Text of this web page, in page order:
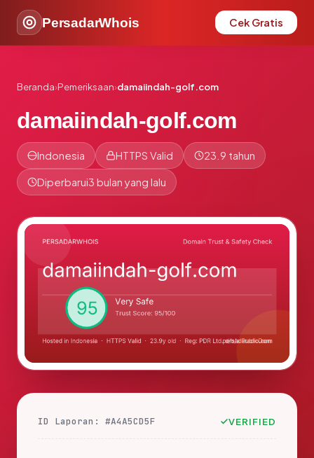
PersadarWhois Cek Gratis
Beranda›Pemeriksaan›damaiindah-golf.com
damaiindah-golf.com
Indonesia HTTPS Valid 23.9 tahun
Diperbarui3 bulan yang lalu
ID Laporan: #A4A5CD5F VERIFIED